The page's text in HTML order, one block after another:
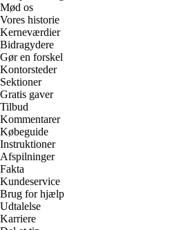
Mød os
Vores historie
Kerneværdier
Bidragydere
Gør en forskel
Kontorsteder
Sektioner
Gratis gaver
Tilbud
Kommentarer
Købeguide
Instruktioner
Afspilninger
Fakta
Kundeservice
Brug for hjælp
Udtalelse
Karriere